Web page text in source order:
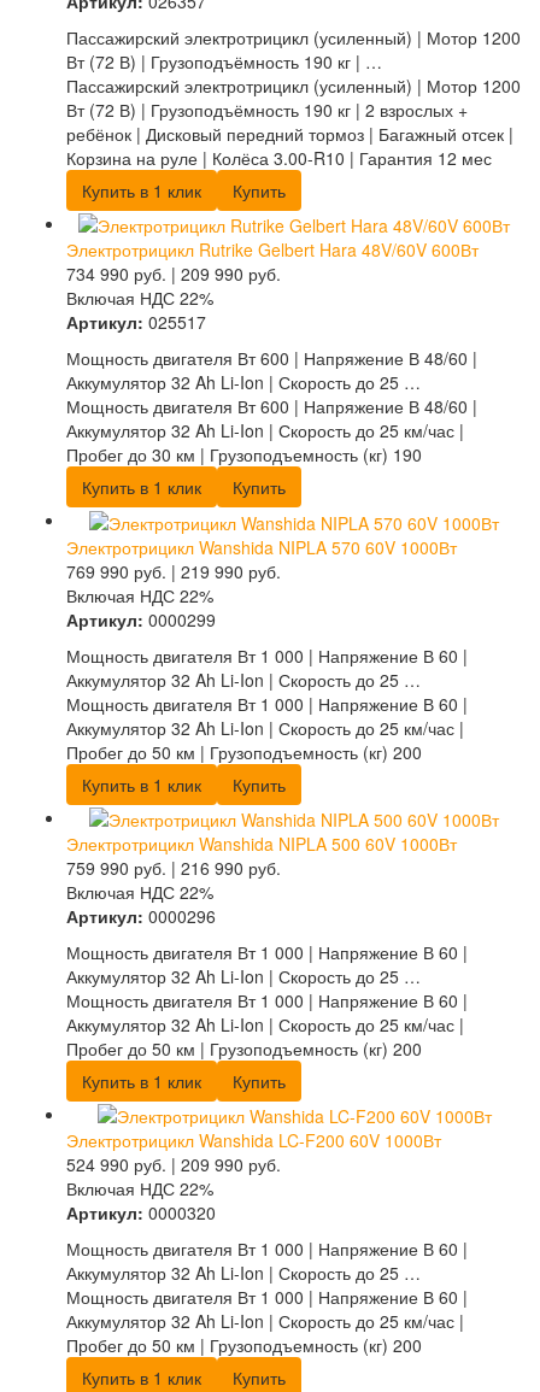
Пассажирский электротрицикл (усиленный) | Мотор 1200
Вт (72 В) | Грузоподъёмность 190 кг | …
Пассажирский электротрицикл (усиленный) | Мотор 1200
Вт (72 В) | Грузоподъёмность 190 кг | 2 взрослых +
ребёнок | Дисковый передний тормоз | Багажный отсек |
Корзина на руле | Колёса 3.00-R10 | Гарантия 12 мес
Купить в 1 клик
Купить
Электротрицикл Rutrike Gelbert Hara 48V/60V 600Вт
734 990 руб. | 209 990 руб.
Включая НДС 22%
Артикул: 025517
Мощность двигателя Вт 600 | Напряжение В 48/60 |
Аккумулятор 32 Ah Li-Ion | Скорость до 25 …
Мощность двигателя Вт 600 | Напряжение В 48/60 |
Аккумулятор 32 Ah Li-Ion | Скорость до 25 км/час |
Пробег до 30 км | Грузоподъемность (кг) 190
Купить в 1 клик
Купить
Электротрицикл Wanshida NIPLA 570 60V 1000Вт
769 990 руб. | 219 990 руб.
Включая НДС 22%
Артикул: 0000299
Мощность двигателя Вт 1 000 | Напряжение В 60 |
Аккумулятор 32 Ah Li-Ion | Скорость до 25 …
Мощность двигателя Вт 1 000 | Напряжение В 60 |
Аккумулятор 32 Ah Li-Ion | Скорость до 25 км/час |
Пробег до 50 км | Грузоподъемность (кг) 200
Купить в 1 клик
Купить
Электротрицикл Wanshida NIPLA 500 60V 1000Вт
759 990 руб. | 216 990 руб.
Включая НДС 22%
Артикул: 0000296
Мощность двигателя Вт 1 000 | Напряжение В 60 |
Аккумулятор 32 Ah Li-Ion | Скорость до 25 …
Мощность двигателя Вт 1 000 | Напряжение В 60 |
Аккумулятор 32 Ah Li-Ion | Скорость до 25 км/час |
Пробег до 50 км | Грузоподъемность (кг) 200
Купить в 1 клик
Купить
Электротрицикл Wanshida LC-F200 60V 1000Вт
524 990 руб. | 209 990 руб.
Включая НДС 22%
Артикул: 0000320
Мощность двигателя Вт 1 000 | Напряжение В 60 |
Аккумулятор 32 Ah Li-Ion | Скорость до 25 …
Мощность двигателя Вт 1 000 | Напряжение В 60 |
Аккумулятор 32 Ah Li-Ion | Скорость до 25 км/час |
Пробег до 50 км | Грузоподъемность (кг) 200
Купить в 1 клик
Купить